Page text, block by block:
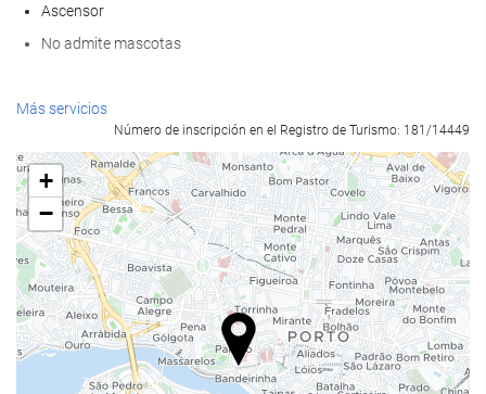
Ascensor
No admite mascotas
Bienestar
Hammam
Sauna
Gimnasio
Comida y bebida
Restaurante a la carta
Más servicios
Número de inscripción en el Registro de Turismo: 181/14449
+
−